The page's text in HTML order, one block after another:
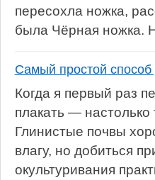
пересохла ножка,
была Чёрная ножка.
Самый простой
Когда я первый раз
плакать —
Глинистые почвы
влагу, но добиться
окультуривания